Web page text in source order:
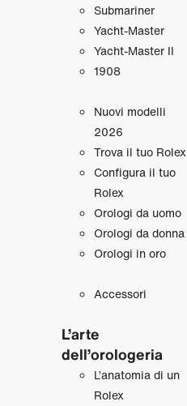
Submariner
Yacht‑Master
Yacht‑Master II
1908
Nuovi modelli
2026
Trova il tuo Rolex
Configura il tuo
Rolex
Orologi da uomo
Orologi da donna
Orologi in oro
Accessori
L’arte
dell’orologeria
L’anatomia di un
Rolex